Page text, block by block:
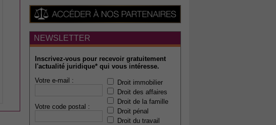
NEWSLETTER
Inscrivez-vous pour recevoir gratuitement
l'actualité juridique* qui vous intéresse.
Votre e-mail :
Votre code postal :
Droit immobilier
Droit des affaires
Droit de la famille
Droit pénal
Droit du travail